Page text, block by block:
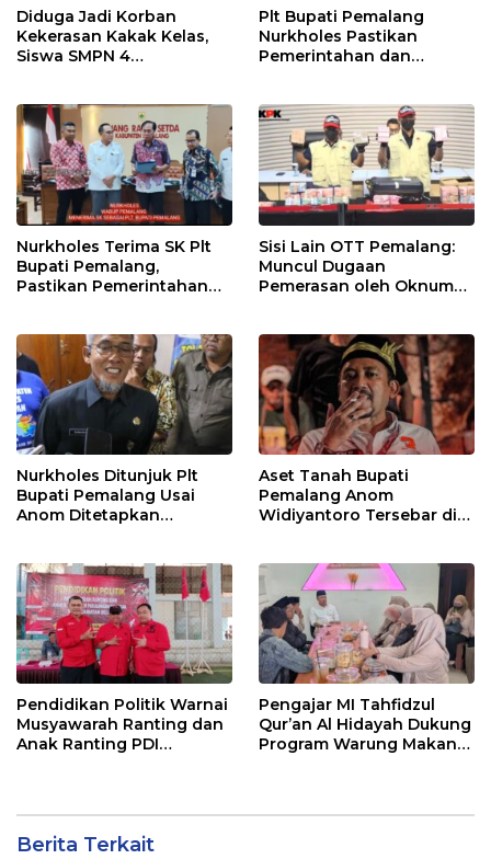
Diduga Jadi Korban
Kekerasan Kakak Kelas,
Siswa SMPN 4
Plt Bupati Pemalang
Nurkholes Pastikan
Pemerintahan dan
Nurkholes Terima SK Plt
Bupati Pemalang,
Pastikan Pemerintahan
Sisi Lain OTT Pemalang:
Muncul Dugaan
Pemerasan oleh Oknum
Nurkholes Ditunjuk Plt
Bupati Pemalang Usai
Anom Ditetapkan
Aset Tanah Bupati
Pemalang Anom
Widiyantoro Tersebar di
Pendidikan Politik Warnai
Musyawarah Ranting dan
Anak Ranting PDI
Pengajar MI Tahfidzul
Qur’an Al Hidayah Dukung
Program Warung Makan
Berita Terkait